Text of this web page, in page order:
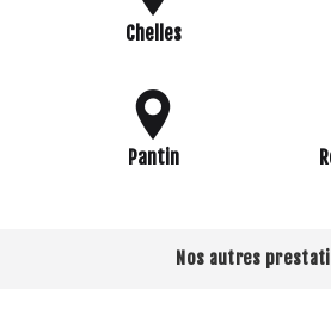
Chelles
Pantin
Nos autres